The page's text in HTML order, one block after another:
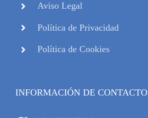
Aviso Legal
Política de Privacidad
Política de Cookies
INFORMACIÓN DE CONTACTO